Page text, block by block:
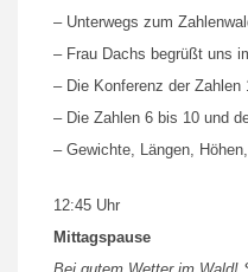
– Unterwegs zum
– Frau Dachs begrüßt uns
– Die Konferenz der Zahlen
– Die Zahlen 6 bis 10 und
– Gewichte, Längen,
12:45 Uhr
Mittagspause